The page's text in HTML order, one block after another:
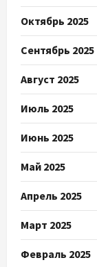
Октябрь 2025
Сентябрь 2025
Август 2025
Июль 2025
Июнь 2025
Май 2025
Апрель 2025
Март 2025
Февраль 2025